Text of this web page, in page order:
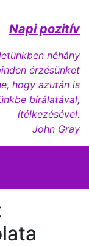
Napi pozitív
néhány
érzésünket
hogy azután is
bírálatával,
ítélkezésével.
John Gray